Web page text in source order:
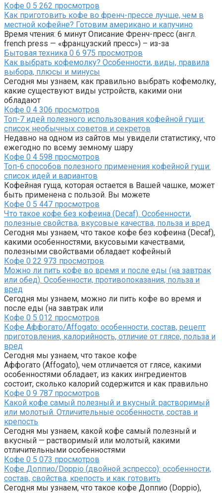
Кофе 0 5 262 просмотров
Как приготовить кофе во френч-прессе лучше, чем в
местной кофейне? Готовим американо и капучино
Время чтения: 6 минут Описание Френч-пресс (англ.
french press — «французский пресс») – из-за
Бытовая техника 0 6 975 просмотров
Как выбрать кофемолку? Особенности, виды, правила
выбора, плюсы и минусы
Сегодня мы узнаем, как правильно выбрать кофемолку,
какие существуют виды устройств, какими они
обладают
Кофе 0 4 306 просмотров
Топ-7 идей полезного использования кофейной гущи:
список необычных советов и секретов
Недавно на одном из сайтов мы увидели статистику, что
ежегодно по всему земному шару
Кофе 0 4 598 просмотров
Топ-6 способов полезного применения кофейной гущи:
список идей и вариантов
Кофейная гуща, которая остается в Вашей чашке, может
быть применена с пользой. Вы можете
Кофе 0 5 447 просмотров
Что такое кофе без кофеина (Decaf). Особенности,
полезные свойства, вкусовые качества, польза и вред
Сегодня мы узнаем, что такое кофе без кофеина (Decaf),
какими особенностями, вкусовыми качествами,
полезными свойствами обладает кофейный
Кофе 0 22 973 просмотров
Можно ли пить кофе во время и после еды (на завтрак
или обед). Особенности, противопоказания, польза и
вред
Сегодня мы узнаем, можно ли пить кофе во время и
после еды (на завтрак или
Кофе 0 5 012 просмотров
Кофе Аффогато/Affogato: особенности, состав, рецепт
приготовления, калорийность, отличие от глясе, польза и
вред
Сегодня мы узнаем, что такое кофе
Аффогато (Affogato), чем отличается от глясе, какими
особенностями обладает, из каких ингредиентов
состоит, сколько калорий содержится и как правильно
Кофе 0 9 787 просмотров
Какой кофе самый полезный и вкусный: растворимый
или молотый. Отличительные особенности, состав и
крепость
Сегодня мы узнаем, какой кофе самый полезный и
вкусный — растворимый или молотый, какими
отличительными особенностями
Кофе 0 5 073 просмотров
Кофе Доппио/Doppio (двойной эспрессо): особенности,
состав, свойства, крепость и как готовить
Сегодня мы узнаем, что такое кофе Доппио (Doppio),